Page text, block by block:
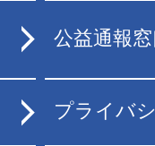
公益通報
プライバ